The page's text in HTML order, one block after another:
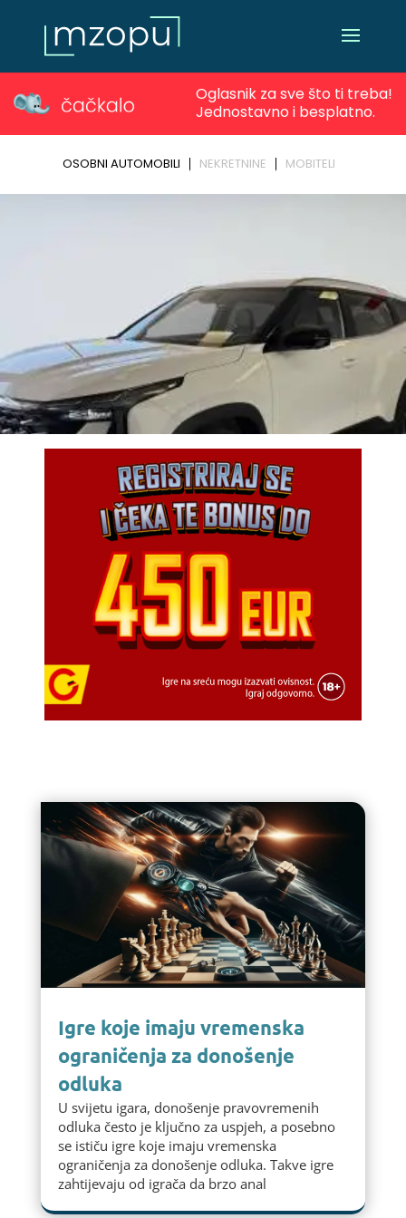
Igre koje imaju vremenska
ograničenja za donošenje
odluka
U svijetu igara, donošenje pravovremenih
odluka često je ključno za uspjeh, a posebno
se ističu igre koje imaju vremenska
ograničenja za donošenje odluka. Takve igre
zahtijevaju od igrača da brzo anal